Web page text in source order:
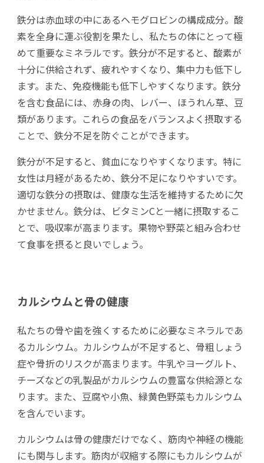
鉄分は赤血球の中にあるヘモグロビンの構成成分。酸
素を全身に運ぶ役割を果たし、私たちの体にとって極
めて重要なミネラルです。鉄分が不足すると、酸素が
十分に供給されず、疲れやすくなり、集中力も低下し
ます。また、免疫機能も低下しやすくなります。鉄分
を含む食品には、赤身の肉、レバー、ほうれん草、豆
類があります。これらの食品をバランスよく摂取する
ことで、鉄分不足を防ぐことができます。
鉄分が不足すると、貧血になりやすくなります。特に
女性は月経があるため、鉄分不足になりやすいです。
適切な鉄分の摂取は、健康な生活を維持するために欠
かせません。鉄分は、ビタミンCと一緒に摂取するこ
とで、吸収率が高まります。果物や野菜と組み合わせ
て食事を摂ると良いでしょう。
カルシウムと骨の健康
私たちの骨や歯を強くするために必要なミネラルであ
るカルシウム。カルシウムが不足すると、骨粗しょう
症や骨折のリスクが高まります。牛乳やヨーグルト、
チーズなどの乳製品がカルシウムの豊富な供給源とな
ります。また、豆腐や小魚、緑黄色野菜もカルシウム
を含んでいます。
カルシウムは骨の健康だけでなく、筋肉や神経の機能
にも関与します。筋肉が収縮する際にもカルシウムが